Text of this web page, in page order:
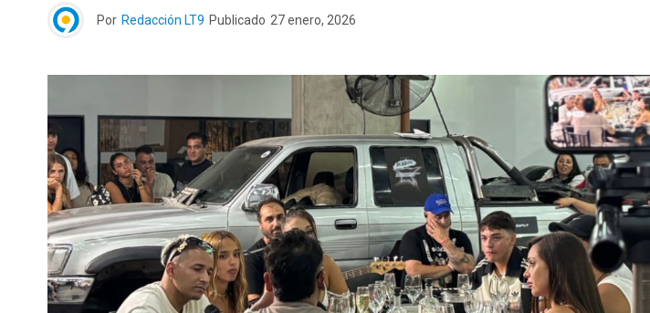
Por Redacción LT9 Publicado 27 enero, 2026